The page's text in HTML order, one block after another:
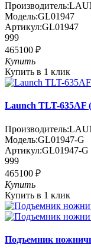
Производитель:
Модель:GL01947
Артикул:GL01947
999
465100 ₽
Купить
Купить в 1 клик
Launch TLT-635AF
Производитель:
Модель:GL01947-G
Артикул:GL01947-G
999
465100 ₽
Купить
Купить в 1 клик
Подъемник